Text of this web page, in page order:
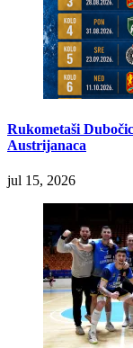
Rukometaši
Austrijanaca
jul 15, 2026